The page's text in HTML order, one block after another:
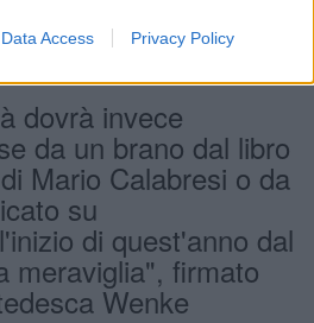
Data Access Privacy Policy
attualità
dovrà invece
da un brano dal libro
Mario Calabresi o da
su
di quest'anno dal
meraviglia", firmato
Wenke